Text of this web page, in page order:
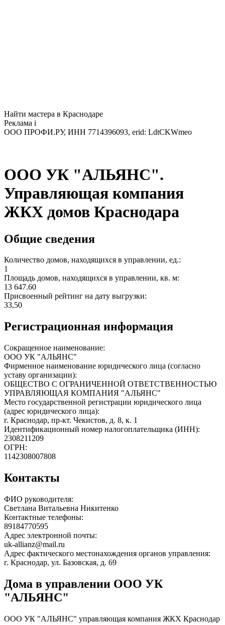
Найти мастера в Краснодаре
Реклама i
ООО ПРОФИ.РУ, ИНН 7714396093, erid: LdtCKWmeo
ООО УК "АЛЬЯНС".
Управляющая компания
ЖКХ домов Краснодара
Общие сведения
Количество домов, находящихся в управлении, ед.:
1
Площадь домов, находящихся в управлении, кв. м:
13 647.60
Присвоенный рейтинг на дату выгрузки:
33,50
Регистрационная информация
Сокращенное наименование:
ООО УК "АЛЬЯНС"
Фирменное наименование юридического лица (согласно
уставу организации):
ОБЩЕСТВО С ОГРАНИЧЕННОЙ ОТВЕТСТВЕННОСТЬЮ
УПРАВЛЯЮЩАЯ КОМПАНИЯ "АЛЬЯНС"
Место государственной регистрации юридического лица
(адрес юридического лица):
г. Краснодар, пр-кт. Чекистов, д. 8, к. 1
Идентификационный номер налогоплательщика (ИНН):
2308211209
ОГРН:
1142308007808
Контакты
ФИО руководителя:
Светлана Витальевна Никитенко
Контактные телефоны:
89184770595
Адрес электронной почты:
uk-allianz@mail.ru
Адрес фактического местонахождения органов управления:
г. Краснодар, ул. Базовская, д. 69
Дома в управлении ООО УК
"АЛЬЯНС"
ООО УК "АЛЬЯНС" управляющая компания ЖКХ Краснодар